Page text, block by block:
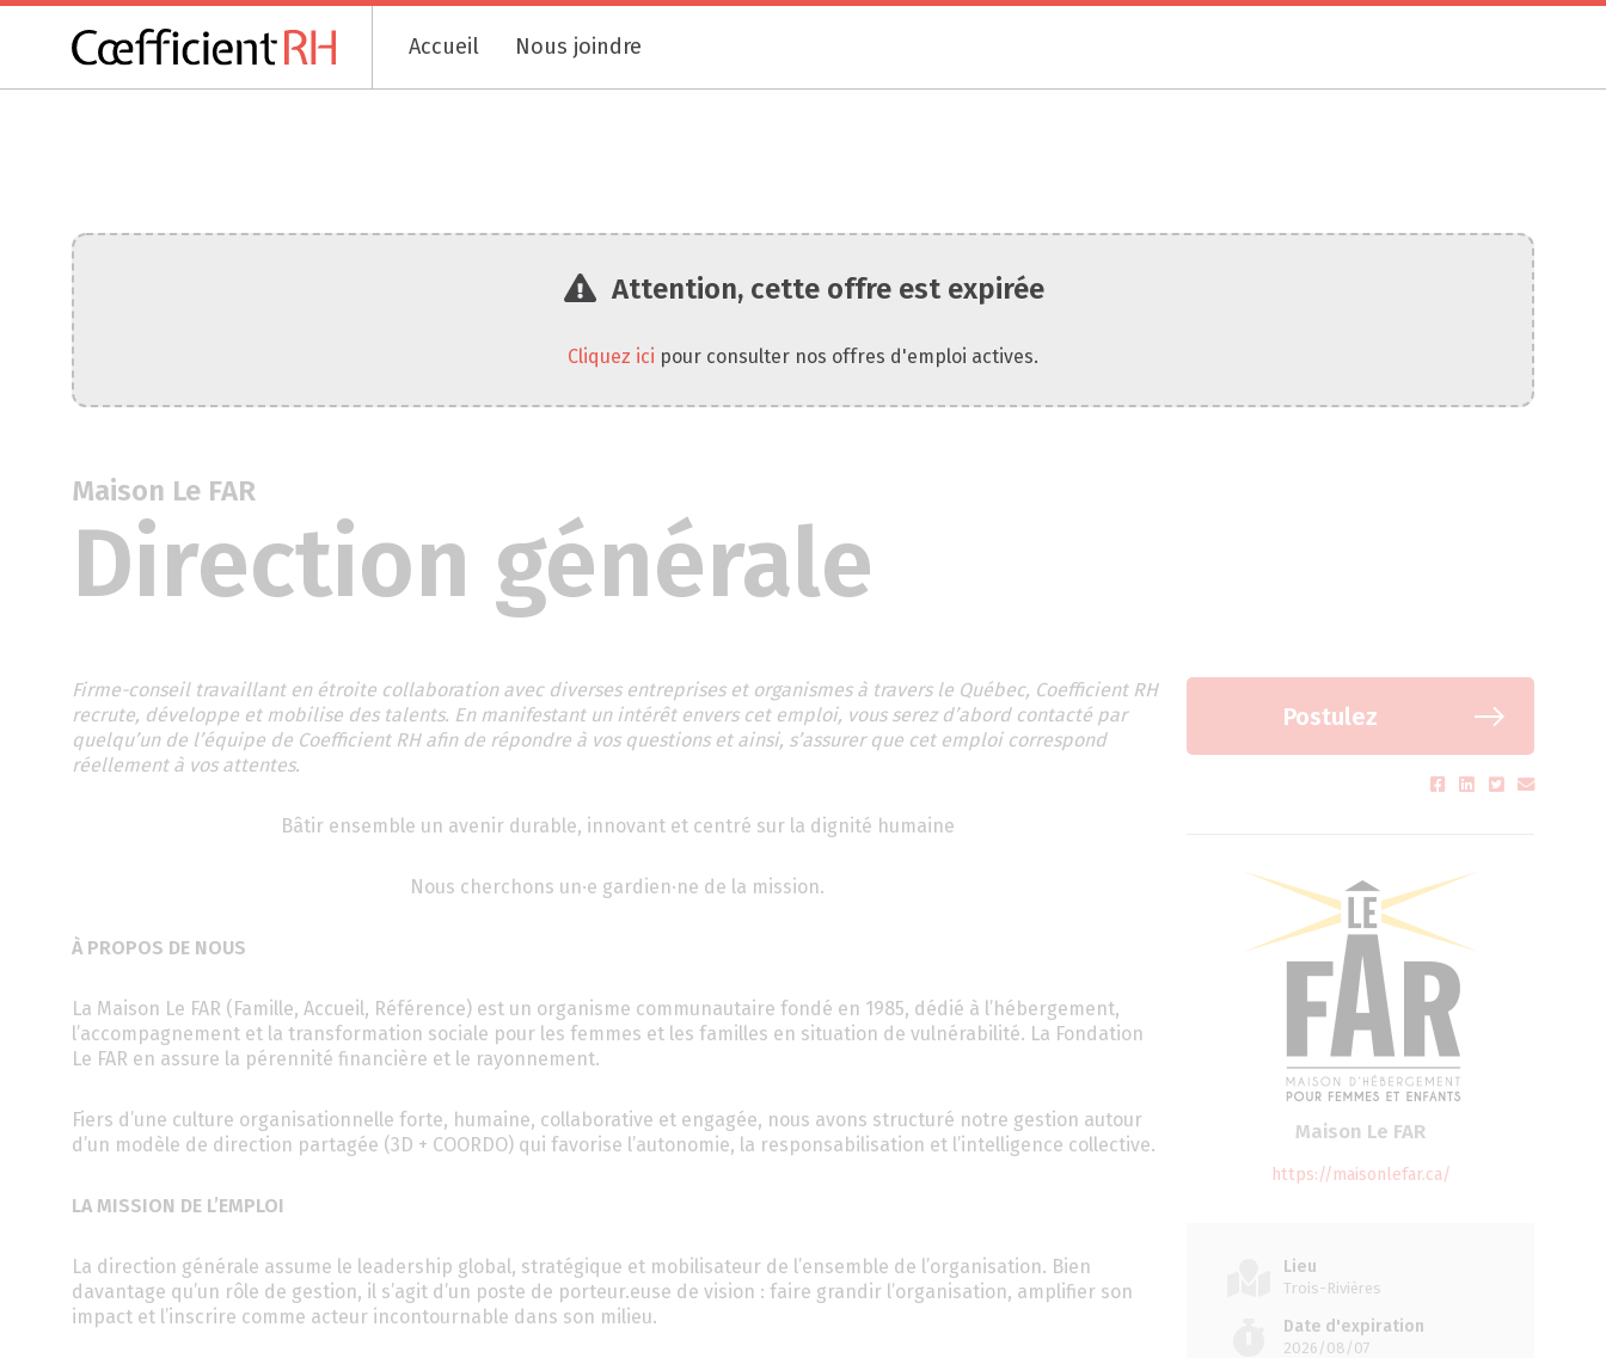
Accueil Nous joindre
Attention, cette offre est expirée
Cliquez ici pour consulter nos offres d'emploi actives.
Maison Le FAR
Direction générale
Firme-conseil travaillant en étroite collaboration avec diverses entreprises et organismes à travers le Québec, Coefficient RH
recrute, développe et mobilise des talents. En manifestant un intérêt envers cet emploi, vous serez d’abord contacté par
quelqu’un de l’équipe de Coefficient RH afin de répondre à vos questions et ainsi, s’assurer que cet emploi correspond
réellement à vos attentes.
Bâtir ensemble un avenir durable, innovant et centré sur la dignité humaine
Nous cherchons un·e gardien·ne de la mission.
À PROPOS DE NOUS
La Maison Le FAR (Famille, Accueil, Référence) est un organisme communautaire fondé en 1985, dédié à l’hébergement,
l’accompagnement et la transformation sociale pour les femmes et les familles en situation de vulnérabilité. La Fondation
Le FAR en assure la pérennité financière et le rayonnement.
Fiers d’une culture organisationnelle forte, humaine, collaborative et engagée, nous avons structuré notre gestion autour
d’un modèle de direction partagée (3D + COORDO) qui favorise l’autonomie, la responsabilisation et l’intelligence collective.
LA MISSION DE L’EMPLOI
La direction générale assume le leadership global, stratégique et mobilisateur de l’ensemble de l’organisation. Bien
davantage qu’un rôle de gestion, il s’agit d’un poste de porteur.euse de vision : faire grandir l’organisation, amplifier son
impact et l’inscrire comme acteur incontournable dans son milieu.
Postulez
Maison Le FAR
https://maisonlefar.ca/
Lieu
Trois-Rivières
Date d'expiration
2026/08/07